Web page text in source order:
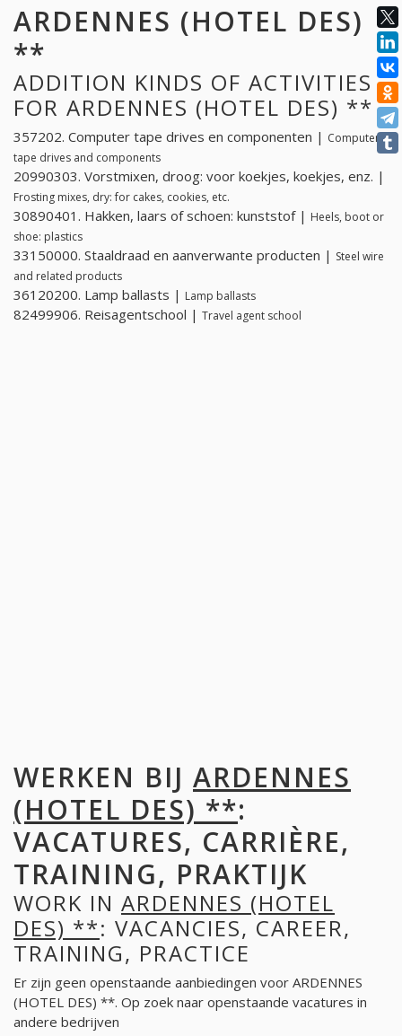
ARDENNES (HOTEL DES)
**
ADDITION KINDS OF ACTIVITIES
FOR ARDENNES (HOTEL DES) **
357202. Computer tape drives en componenten | Computer
tape drives and components
20990303. Vorstmixen, droog: voor koekjes, koekjes, enz. |
Frosting mixes, dry: for cakes, cookies, etc.
30890401. Hakken, laars of schoen: kunststof | Heels, boot or
shoe: plastics
33150000. Staaldraad en aanverwante producten | Steel wire
and related products
36120200. Lamp ballasts | Lamp ballasts
82499906. Reisagentschool | Travel agent school
WERKEN BIJ ARDENNES
(HOTEL DES) **:
VACATURES, CARRIÈRE,
TRAINING, PRAKTIJK
WORK IN ARDENNES (HOTEL
DES) **: VACANCIES, CAREER,
TRAINING, PRACTICE
Er zijn geen openstaande aanbiedingen voor ARDENNES
(HOTEL DES) **. Op zoek naar openstaande vacatures in
andere bedrijven